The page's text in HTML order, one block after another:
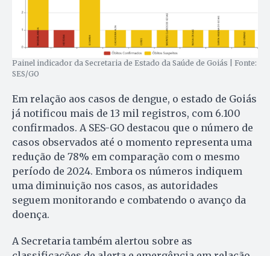
Painel indicador da Secretaria de Estado da Saúde de Goiás | Fonte:
SES/GO
Em relação aos casos de dengue, o estado de Goiás
já notificou mais de 13 mil registros, com 6.100
confirmados. A SES-GO destacou que o número de
casos observados até o momento representa uma
redução de 78% em comparação com o mesmo
período de 2024. Embora os números indiquem
uma diminuição nos casos, as autoridades
seguem monitorando e combatendo o avanço da
doença.
A Secretaria também alertou sobre as